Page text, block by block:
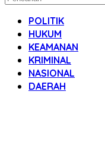
POLITIK
HUKUM
KEAMANAN
KRIMINAL
NASIONAL
DAERAH